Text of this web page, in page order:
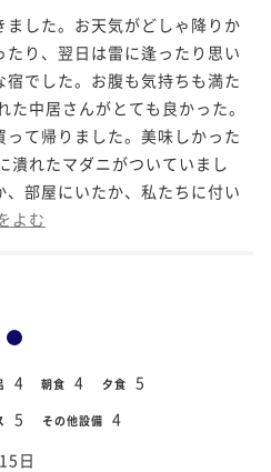
した。お天気がどしゃ降りか
り、翌日は雷に逢ったり思い
でした。お腹も気持ちも満た
中居さんがとても良かった。
て帰りました。美味しかった
潰れたマダニがついていまし
部屋にいたか、私たちに付い
よむ
4 朝食 4 夕食 5
5 その他設備 4
日